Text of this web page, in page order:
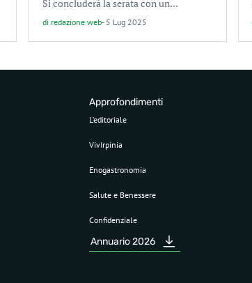
Si concluderà la serata con un...
di redazione web- 5 Lug 2025
Approfondimenti
L’editoriale
VivIrpinia
Enogastronomia
Salute e Benessere
Confidenziale
Annuario 2026